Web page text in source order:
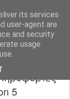
its services
user-agent are
and security
usage
Playstation στην Ελλάδα
5